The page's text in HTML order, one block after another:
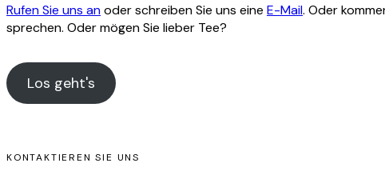
Rufen Sie uns anoder schreiben Sie uns eine E-Mail. Oder
sprechen. Oder mögen Sie lieber Tee?
Los geht's
KONTAKTIEREN SIE UNS